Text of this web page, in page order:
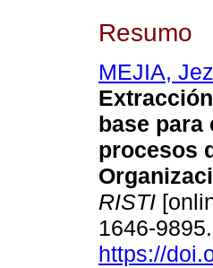
Resumo
MEJIA,
base para
procesos
RISTI
1646-9895.
https://